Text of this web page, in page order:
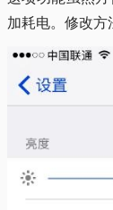
加耗电。修改方